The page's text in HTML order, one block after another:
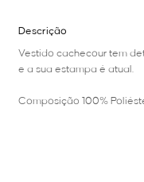
Descrição
Vestido cachecour tem
e a sua estampa é atual.
Composição 100%